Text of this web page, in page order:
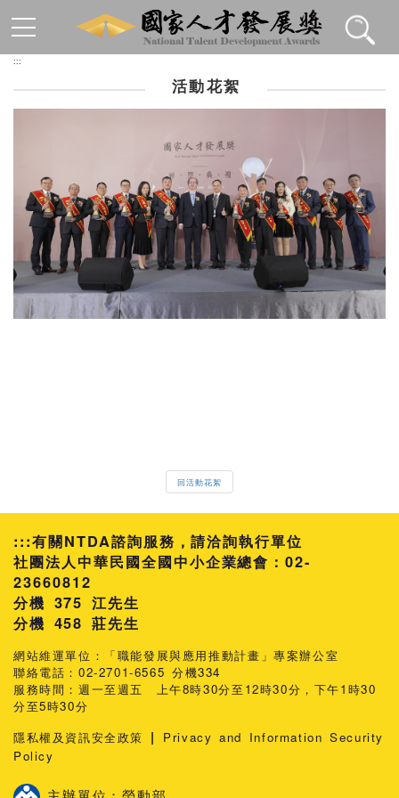
:::
活動花絮
回活動花絮
:::有關NTDA諮詢服務，請洽詢執行單位
社團法人中華民國全國中小企業總會：02-
23660812
分機 375 江先生
458 莊先生
網站維運單位：「職能發展與應用推動計畫」專案辦公室
聯絡電話：02-2701-6565 分機334
服務時間：週一至週五 上午8時30分至12時30分，下午1時30
分至5時30分
隱私權及資訊安全政策 |
Privacy and Information Security
Policy